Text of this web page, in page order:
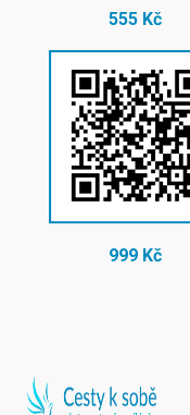
555 Kč
999 Kč